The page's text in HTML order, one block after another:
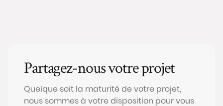
Partagez-nous votre projet
Quelque soit la maturité de votre projet,
nous sommes à votre disposition pour vous